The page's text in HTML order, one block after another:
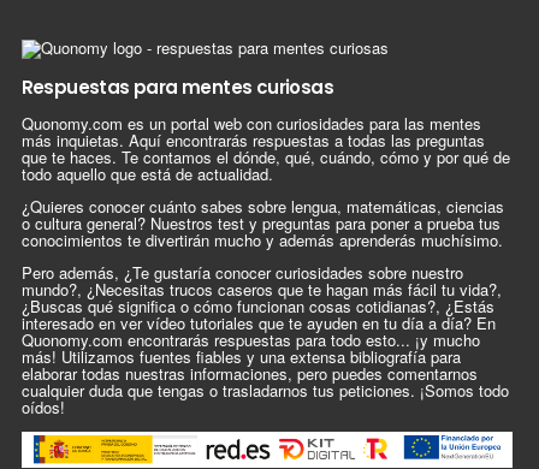
Respuestas para mentes curiosas
Quonomy.com es un portal web con curiosidades para las mentes
más inquietas. Aquí encontrarás respuestas a todas las preguntas
que te haces. Te contamos el dónde, qué, cuándo, cómo y por qué de
todo aquello que está de actualidad.
¿Quieres conocer cuánto sabes sobre lengua, matemáticas, ciencias
o cultura general? Nuestros test y preguntas para poner a prueba tus
conocimientos te divertirán mucho y además aprenderás muchísimo.
Pero además, ¿Te gustaría conocer curiosidades sobre nuestro
mundo?, ¿Necesitas trucos caseros que te hagan más fácil tu vida?,
¿Buscas qué significa o cómo funcionan cosas cotidianas?, ¿Estás
interesado en ver vídeo tutoriales que te ayuden en tu día a día? En
Quonomy.com encontrarás respuestas para todo esto... ¡y mucho
más! Utilizamos fuentes fiables y una extensa bibliografía para
elaborar todas nuestras informaciones, pero puedes comentarnos
cualquier duda que tengas o trasladarnos tus peticiones. ¡Somos todo
oídos!